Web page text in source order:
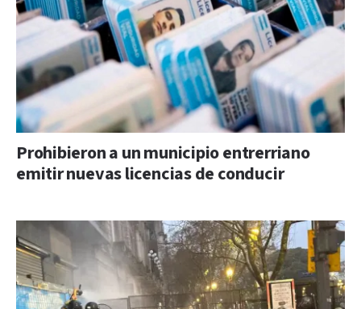
Prohibieron a un municipio entrerriano
emitir nuevas licencias de conducir